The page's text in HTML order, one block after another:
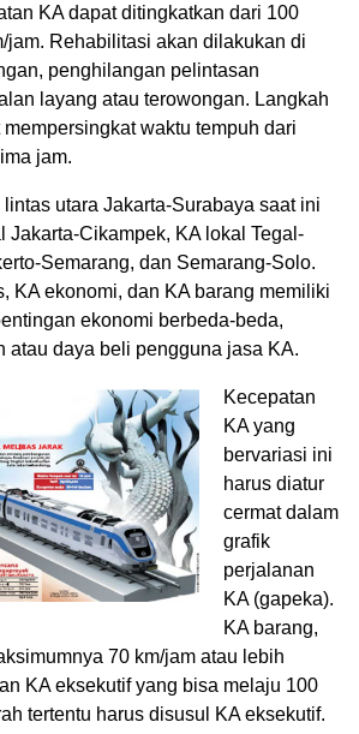
KA dapat ditingkatkan dari 100
jam. Rehabilitasi akan dilakukan di
penghilangan pelintasan
layang atau terowongan. Langkah
waktu tempuh dari
jam.
utara Jakarta-Surabaya saat ini
Jakarta-Cikampek, KA lokal Tegal-
Semarang, dan Semarang-Solo.
KA ekonomi, dan KA barang memiliki
ekonomi berbeda-beda,
atau daya beli pengguna jasa KA.
Kecepatan
KA yang
bervariasi ini
harus diatur
cermat dalam
grafik
perjalanan
KA (gapeka).
KA barang,
70 km/jam atau lebih
KA eksekutif yang bisa melaju 100
tertentu harus disusul KA eksekutif.